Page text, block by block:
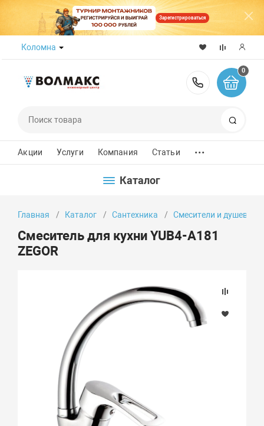
Зарегистрироваться
Коломна
8 (800)
0
Акции Услуги Компания Статьи ...
Каталог
Главная Каталог Сантехника Смесители и душевые
Смеситель для кухни YUB4-A181
ZEGOR